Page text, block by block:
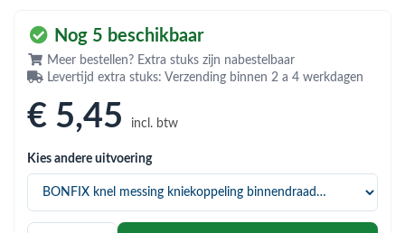
(Installatiemateriaal)
(Rookkanalen)
(Verwarming, kachels & ketels)
(Zonneboilersets & onderdelen)
Nog 5 beschikbaar
Meer bestellen? Extra stuks zijn nabestelbaar
Levertijd extra stuks: Verzending binnen 2 a 4 werkdagen
€ 5,45 incl. btw
Kies andere uitvoering